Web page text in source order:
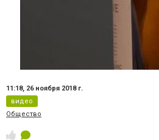
11:18, 26 ноября 2018 г.
видео
Общество